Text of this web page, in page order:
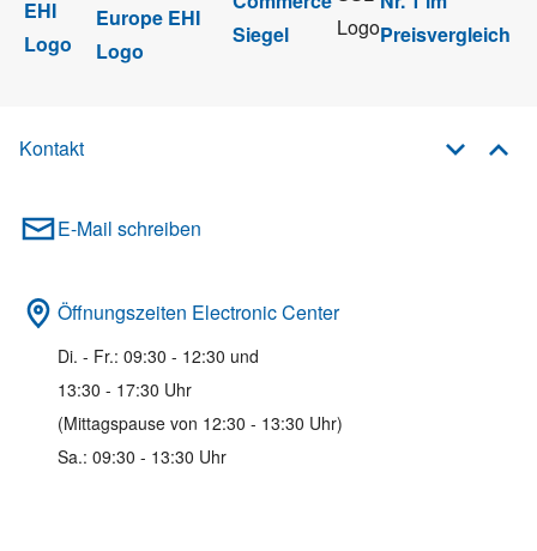
Kontakt
E-Mail schreiben
Öffnungszeiten Electronic Center
Di. - Fr.: 09:30 - 12:30 und
13:30 - 17:30 Uhr
(Mittagspause von 12:30 - 13:30 Uhr)
Sa.: 09:30 - 13:30 Uhr